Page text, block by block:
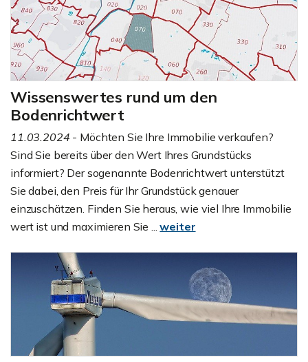
Wissenswertes rund um den
Bodenrichtwert
11.03.2024 - Möchten Sie Ihre Immobilie verkaufen?
Sind Sie bereits über den Wert Ihres Grundstücks
informiert? Der sogenannte Bodenrichtwert unterstützt
Sie dabei, den Preis für Ihr Grundstück genauer
einzuschätzen. Finden Sie heraus, wie viel Ihre Immobilie
wert ist und maximieren Sie ...weiter